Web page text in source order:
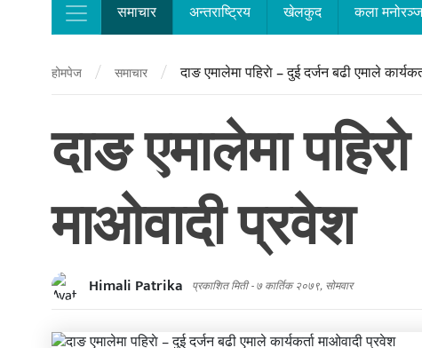
Main Navigation
समाचार अन्तराष्ट्रिय खेलकुद कला
होमपेज / समाचार / दाङ एमालेमा पहिराे – दुई दर्जन बढी एमाले
दाङ एमालेमा
माओवादी प्रवेश
Himali Patrika प्रकाशित मिती - ७ कार्तिक २०७९, सोमवार